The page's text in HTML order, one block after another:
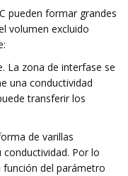
pueden formar grandes
volumen excluido
La zona de interfase se
una conductividad
transferir los
de varillas
Por lo
del parámetro